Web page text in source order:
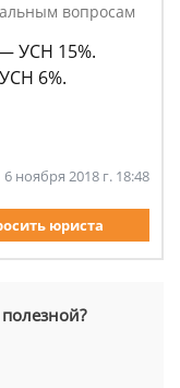
вопросам
УСН 15%.
6%.
6 ноября 2018 г. 18:48
юриста